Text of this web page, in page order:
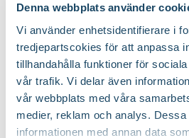
Denna webbplats använder
Vi använder enhetsidentifierare i
tredjepartscokies för att anpassa
tillhandahålla funktioner för
vår trafik. Vi delar även
vår webbplats med våra
medier, reklam och analys.
informationen med annan data
Art nr 310650
Blomsterlandet PRO
7990
Välj butik
Online
Slut i
Till Produkten
till Rosgödsel